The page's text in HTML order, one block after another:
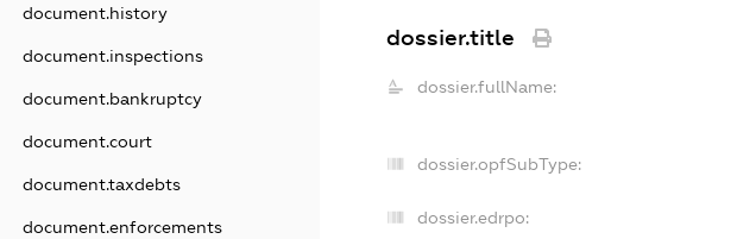
document.history
document.inspections
document.bankruptcy
document.court
document.taxdebts
document.enforcements
dossier.title
dossier.fullName:
dossier.opfSubType:
dossier.edrpo: